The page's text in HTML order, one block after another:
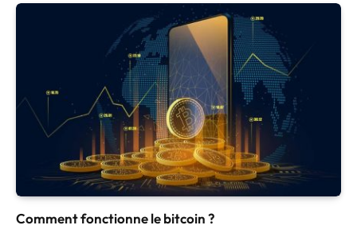
Comment fonctionne le bitcoin ?